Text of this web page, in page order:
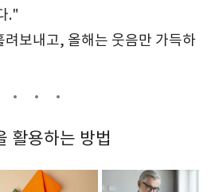
."
려보내고, 올해는 웃음만 가득하
활용하는 방법